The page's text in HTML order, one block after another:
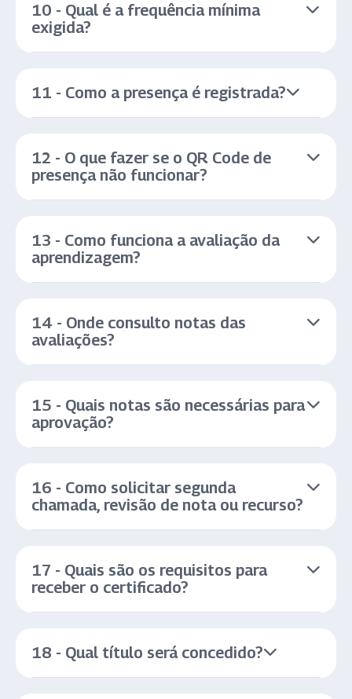
10 - Qual é a frequência mínima
exigida?
11 - Como a presença é registrada?
12 - O que fazer se o QR Code de
presença não funcionar?
13 - Como funciona a avaliação da
aprendizagem?
14 - Onde consulto notas das
avaliações?
15 - Quais notas são necessárias para
aprovação?
16 - Como solicitar segunda
chamada, revisão de nota ou recurso?
17 - Quais são os requisitos para
receber o certificado?
18 - Qual título será concedido?